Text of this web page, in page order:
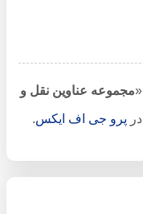
مجموعه عناوین نقل و
پرو جی اف ایکس.